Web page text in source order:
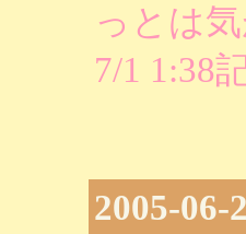
っとは
7/1 1:38
2005-